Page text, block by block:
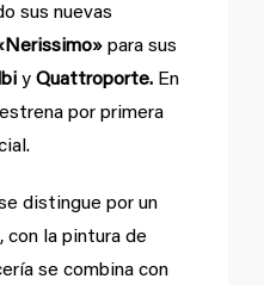
sus nuevas
para sus
y Quattroporte. En
por primera
distingue por un
con la pintura de
se combina con